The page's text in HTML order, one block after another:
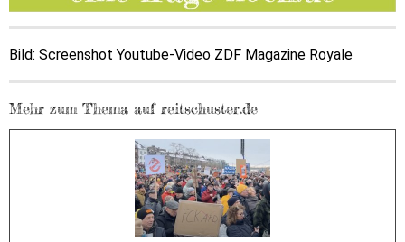
Bild: Screenshot Youtube-Video ZDF Magazine Royale
Mehr zum Thema auf reitschuster.de